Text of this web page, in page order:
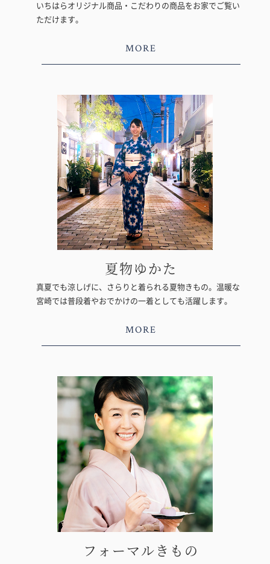
いちはらオリジナル商品・こだわりの商品をお家でご覧い
ただけます。
MORE
夏物ゆかた
真夏でも涼しげに、さらりと着られる夏物きもの。温暖な
宮崎では普段着やおでかけの一着としても活躍します。
MORE
フォーマルきもの